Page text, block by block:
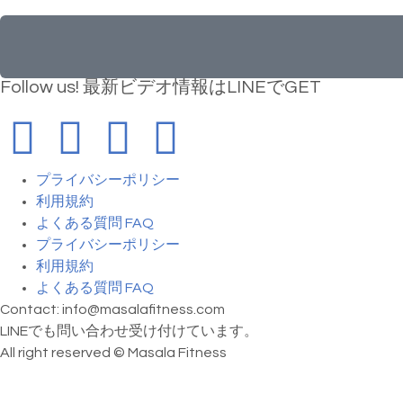
Follow us! 最新ビデオ情報はLINEでGET
プライバシーポリシー
利用規約
よくある質問 FAQ
プライバシーポリシー
利用規約
よくある質問 FAQ
Contact: info@masalafitness.com
LINEでも問い合わせ受け付けています。
All right reserved © Masala Fitness